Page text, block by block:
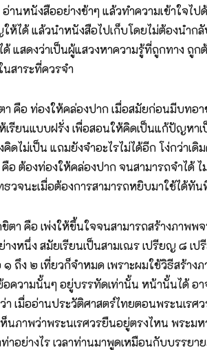
อ่านหนังสืออย่างช้าๆ แล้วทำความเข้าใจไ
ห้ได้ แล้วนำหนังสือไปเก็บโดยไม่ต้องนำก
ด้ แสดงว่าเป็นผู้แสวงหาความรู้ที่ถูกทาง ถูก
นสาระที่ควรจำ
า คือ ท่องให้คล่องปาก เมื่อสมัยก่อนมีบทอ
เรียนแบบฝรั่ง เพื่อสอนให้คิดเป็นแก้ปัญหา
ดไม่เป็น แถมยังจำอะไรไม่ได้อีก โง่กว่าเดิ
ต้องท่องให้คล่องปาก จนสามารถจำได้ ไ
วจนะเมื่อต้องการสามารถหยิบมาใช้ได้ทัน
ตา คือ เพ่งให้ขึ้นใจจนสามารถสร้างภาพพ
างหนึ่ง สมัยเรียนเป็นสามเณร เปรียญ ๘ เป
ถึง ๒ เที่ยวก็จำหมด เพราะผมใช้วิธีสร้าง
อความนั้นๆ อยู่บรรทัดเท่านั้น หน้านั้นได้ อา
า เมื่ออ่านประวัติศาสตร์ไทยตอนพระนเรศ
นภาพว่าพระนเรศวรยืนอยู่ตรงไหน พระม
อย่างไร เวลาท่านมาพูดเหมือนกับบรรยา